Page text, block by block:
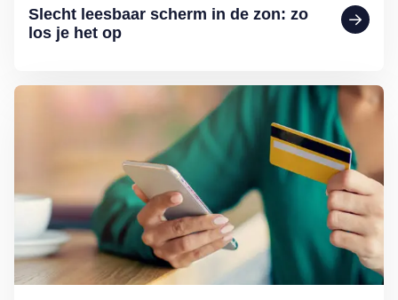
Slecht leesbaar scherm in de zon: zo
los je het op
Lees meer over Help, de bank-app werkt niet meer